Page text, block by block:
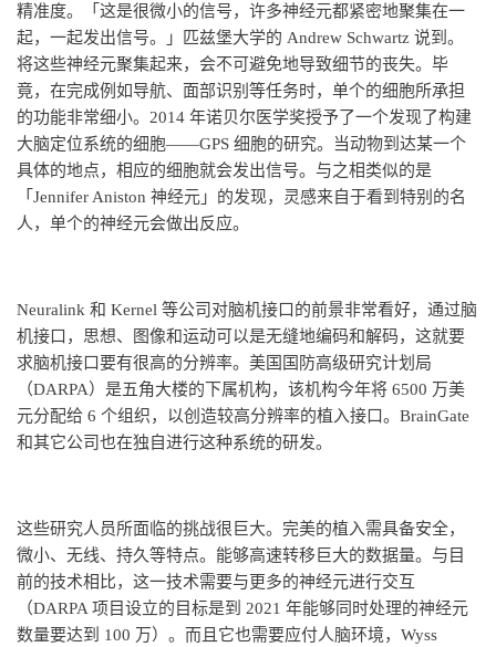
精准度。「这是很微小的信号，许多神经元都紧密地聚集在一
起，一起发出信号。」匹兹堡大学的 Andrew Schwartz 说到。
将这些神经元聚集起来，会不可避免地导致细节的丧失。毕
竟，在完成例如导航、面部识别等任务时，单个的细胞所承担
的功能非常细小。2014 年诺贝尔医学奖授予了一个发现了构建
大脑定位系统的细胞——GPS 细胞的研究。当动物到达某一个
具体的地点，相应的细胞就会发出信号。与之相类似的是
「Jennifer Aniston 神经元」的发现，灵感来自于看到特别的名
人，单个的神经元会做出反应。
Neuralink 和 Kernel 等公司对脑机接口的前景非常看好，通过脑
机接口，思想、图像和运动可以是无缝地编码和解码，这就要
求脑机接口要有很高的分辨率。美国国防高级研究计划局
（DARPA）是五角大楼的下属机构，该机构今年将 6500 万美
元分配给 6 个组织，以创造较高分辨率的植入接口。BrainGate
和其它公司也在独自进行这种系统的研发。
这些研究人员所面临的挑战很巨大。完美的植入需具备安全，
微小、无线、持久等特点。能够高速转移巨大的数据量。与目
前的技术相比，这一技术需要与更多的神经元进行交互
（DARPA 项目设立的目标是到 2021 年能够同时处理的神经元
数量要达到 100 万）。而且它也需要应付人脑环境，Wyss